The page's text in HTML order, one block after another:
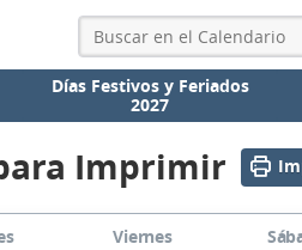
Días Festivos y Feriados
2027
Imprimir
Viernes